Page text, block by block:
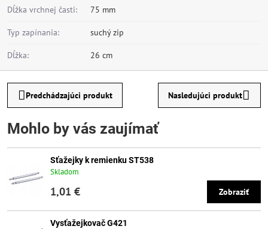
Dĺžka vrchnej časti: 75 mm
Typ zapínania: suchý zip
Dĺžka: 26 cm
Predchádzajúci produkt Nasledujúci produkt
Mohlo by vás zaujímať
Sťažejky k remienku ST538
Skladom
1,01 € Zobraziť
Vysťažejkovač G421